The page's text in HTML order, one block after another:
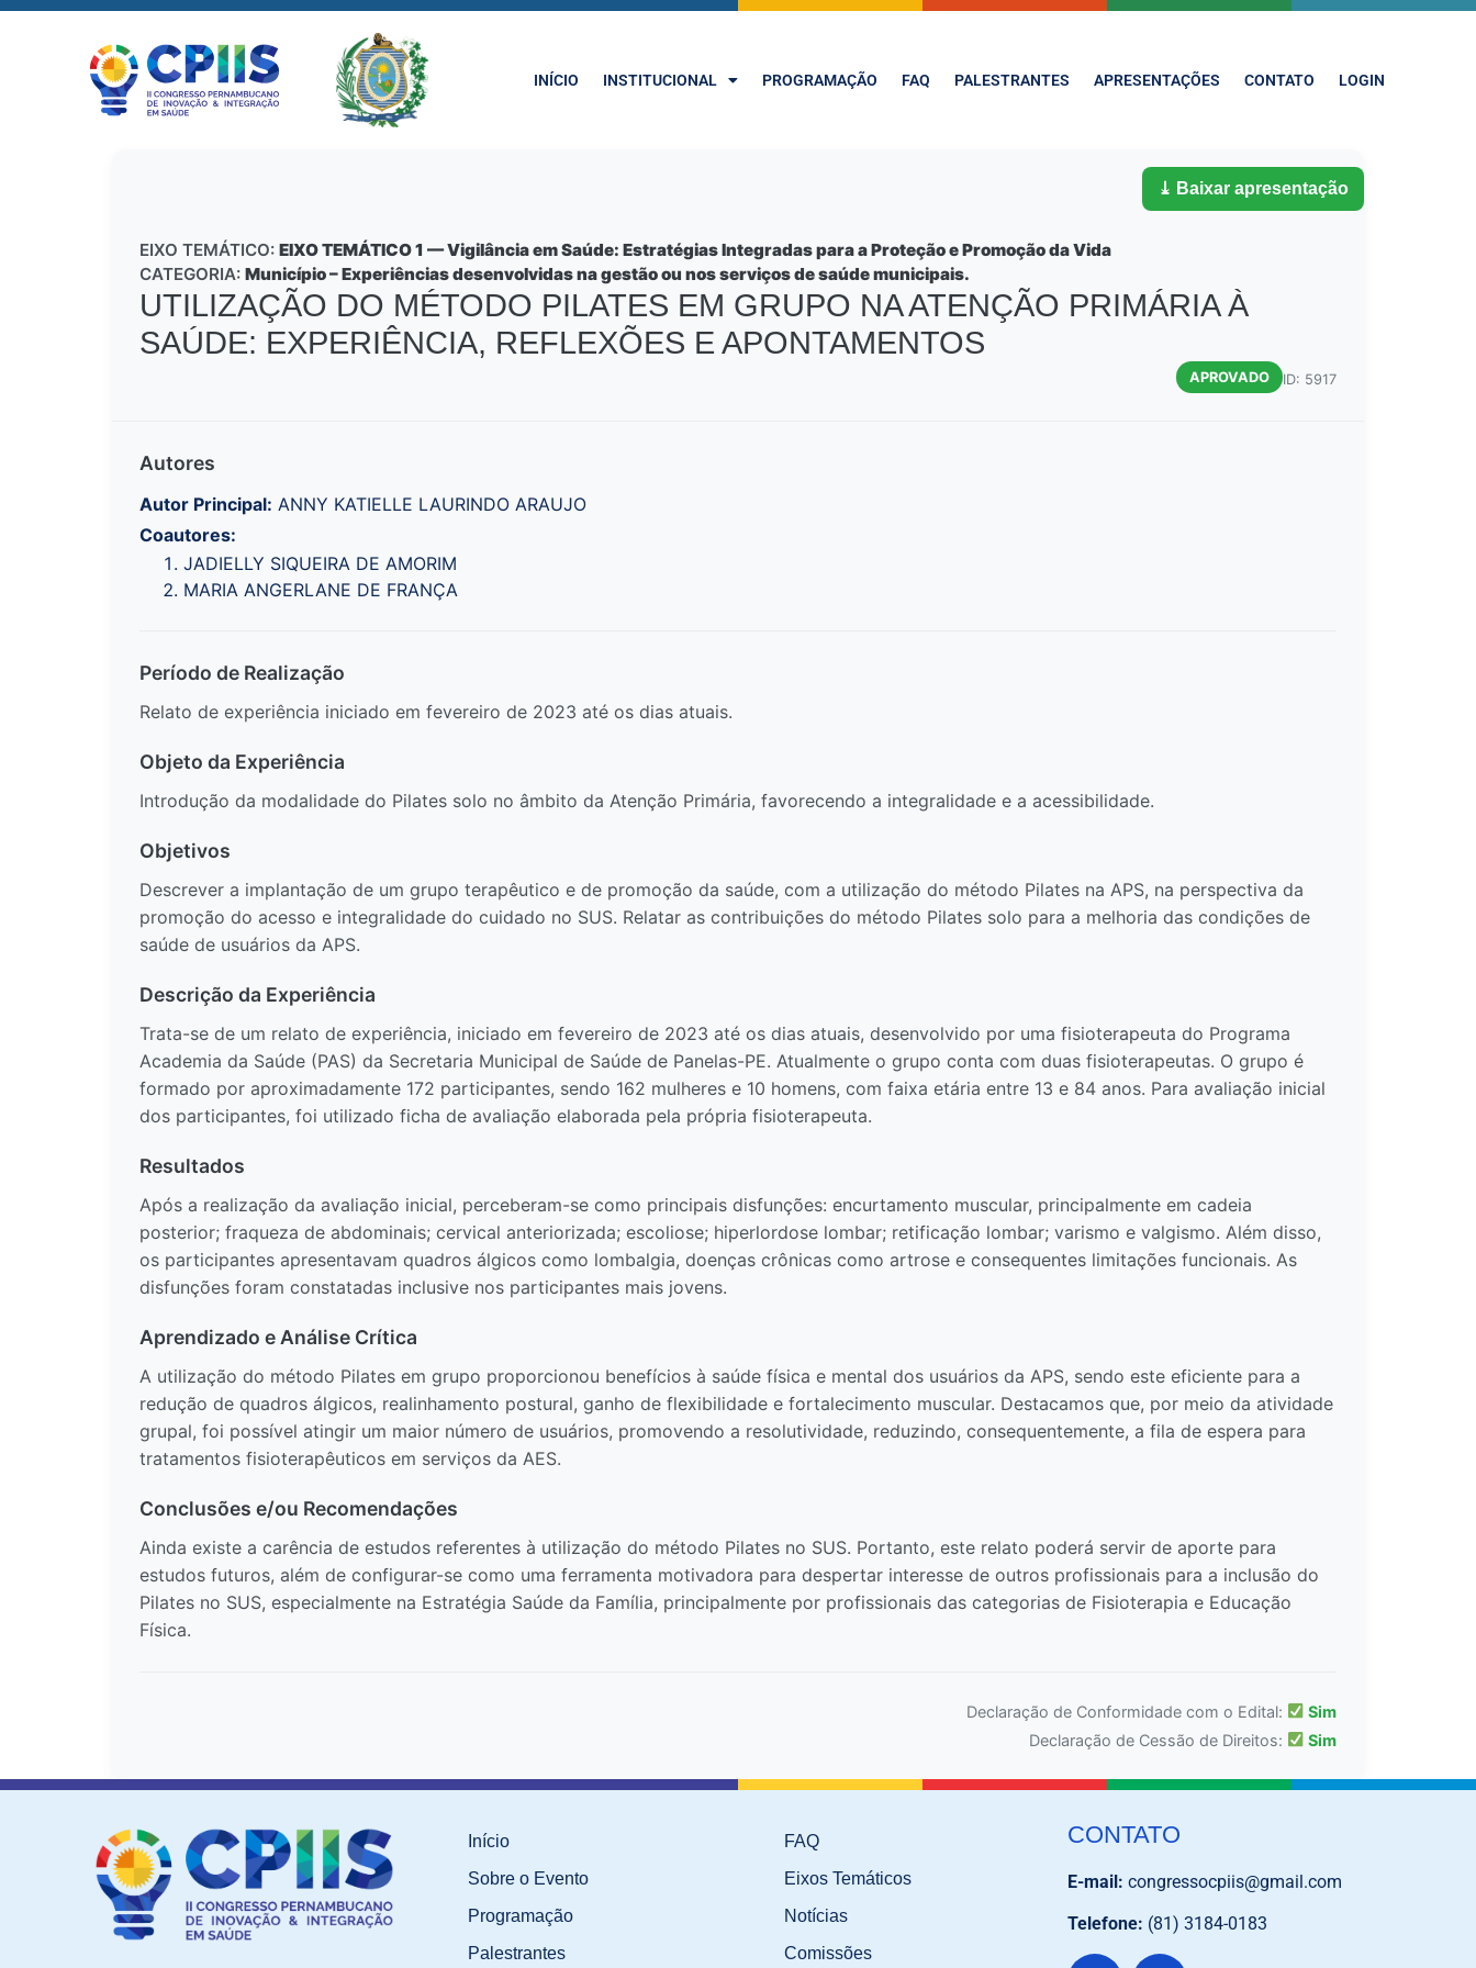
INÍCIO INSTITUCIONAL PROGRAMAÇÃO FAQ PALESTRANTES APRESENTAÇÕES CONTATO LOGIN
⤓ Baixar apresentação
EIXO TEMÁTICO: EIXO TEMÁTICO 1 — Vigilância em Saúde: Estratégias Integradas para a Proteção e Promoção da Vida
CATEGORIA: Município – Experiências desenvolvidas na gestão ou nos serviços de saúde municipais.
UTILIZAÇÃO DO MÉTODO PILATES EM GRUPO NA ATENÇÃO PRIMÁRIA À
SAÚDE: EXPERIÊNCIA, REFLEXÕES E APONTAMENTOS
APROVADO ID: 5917
Autores
Autor Principal: ANNY KATIELLE LAURINDO ARAUJO
Coautores:
JADIELLY SIQUEIRA DE AMORIM
MARIA ANGERLANE DE FRANÇA
Período de Realização
Relato de experiência iniciado em fevereiro de 2023 até os dias atuais.
Objeto da Experiência
Introdução da modalidade do Pilates solo no âmbito da Atenção Primária, favorecendo a integralidade e a acessibilidade.
Objetivos
Descrever a implantação de um grupo terapêutico e de promoção da saúde, com a utilização do método Pilates na APS, na perspectiva da
promoção do acesso e integralidade do cuidado no SUS. Relatar as contribuições do método Pilates solo para a melhoria das condições de
saúde de usuários da APS.
Descrição da Experiência
Trata-se de um relato de experiência, iniciado em fevereiro de 2023 até os dias atuais, desenvolvido por uma fisioterapeuta do Programa
Academia da Saúde (PAS) da Secretaria Municipal de Saúde de Panelas-PE. Atualmente o grupo conta com duas fisioterapeutas. O grupo é
formado por aproximadamente 172 participantes, sendo 162 mulheres e 10 homens, com faixa etária entre 13 e 84 anos. Para avaliação inicial
dos participantes, foi utilizado ficha de avaliação elaborada pela própria fisioterapeuta.
Resultados
Após a realização da avaliação inicial, perceberam-se como principais disfunções: encurtamento muscular, principalmente em cadeia
posterior; fraqueza de abdominais; cervical anteriorizada; escoliose; hiperlordose lombar; retificação lombar; varismo e valgismo. Além disso,
os participantes apresentavam quadros álgicos como lombalgia, doenças crônicas como artrose e consequentes limitações funcionais. As
disfunções foram constatadas inclusive nos participantes mais jovens.
Aprendizado e Análise Crítica
A utilização do método Pilates em grupo proporcionou benefícios à saúde física e mental dos usuários da APS, sendo este eficiente para a
redução de quadros álgicos, realinhamento postural, ganho de flexibilidade e fortalecimento muscular. Destacamos que, por meio da atividade
grupal, foi possível atingir um maior número de usuários, promovendo a resolutividade, reduzindo, consequentemente, a fila de espera para
tratamentos fisioterapêuticos em serviços da AES.
Conclusões e/ou Recomendações
Ainda existe a carência de estudos referentes à utilização do método Pilates no SUS. Portanto, este relato poderá servir de aporte para
estudos futuros, além de configurar-se como uma ferramenta motivadora para despertar interesse de outros profissionais para a inclusão do
Pilates no SUS, especialmente na Estratégia Saúde da Família, principalmente por profissionais das categorias de Fisioterapia e Educação
Física.
Declaração de Conformidade com o Edital:
Sim
Declaração de Cessão de Direitos:
Sim
Início
Sobre o Evento
Programação
Palestrantes
FAQ
Eixos Temáticos
Notícias
Comissões
CONTATO
E-mail: congressocpiis@gmail.com
Telefone: (81) 3184-0183